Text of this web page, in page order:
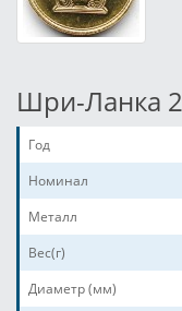
Шри-Ланка
Год
Номинал
Металл
Вес(г)
Диаметр (мм)